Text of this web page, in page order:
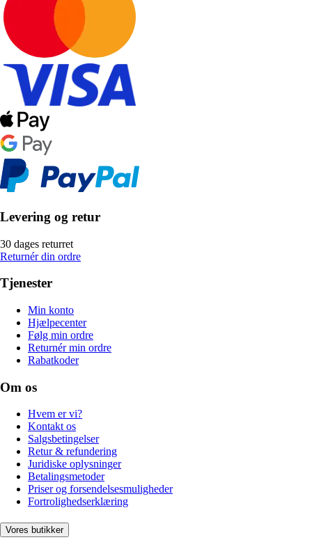
Levering og retur
30 dages returret
Returnér din ordre
Tjenester
Min konto
Hjælpecenter
Følg min ordre
Returnér min ordre
Rabatkoder
Om os
Hvem er vi?
Kontakt os
Salgsbetingelser
Retur & refundering
Juridiske oplysninger
Betalingsmetoder
Priser og forsendelsesmuligheder
Fortrolighedserklæring
Vores butikker